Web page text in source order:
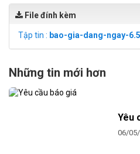
File đính kèm
Tập tin : bao-gia-dang-ngay-
Những tin mới hơn
Yêu
06/